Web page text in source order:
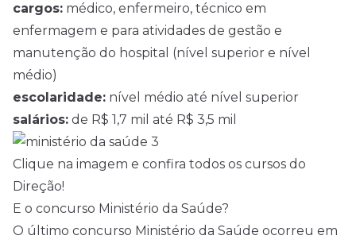
cargos: médico, enfermeiro, técnico em
enfermagem e para atividades de gestão e
manutenção do hospital (nível superior e nível
médio)
escolaridade: nível médio até nível superior
salários: de R$ 1,7 mil até R$ 3,5 mil
Clique na imagem e confira todos os cursos do
Direção!
E o concurso Ministério da Saúde?
O último concurso Ministério da Saúde ocorreu em